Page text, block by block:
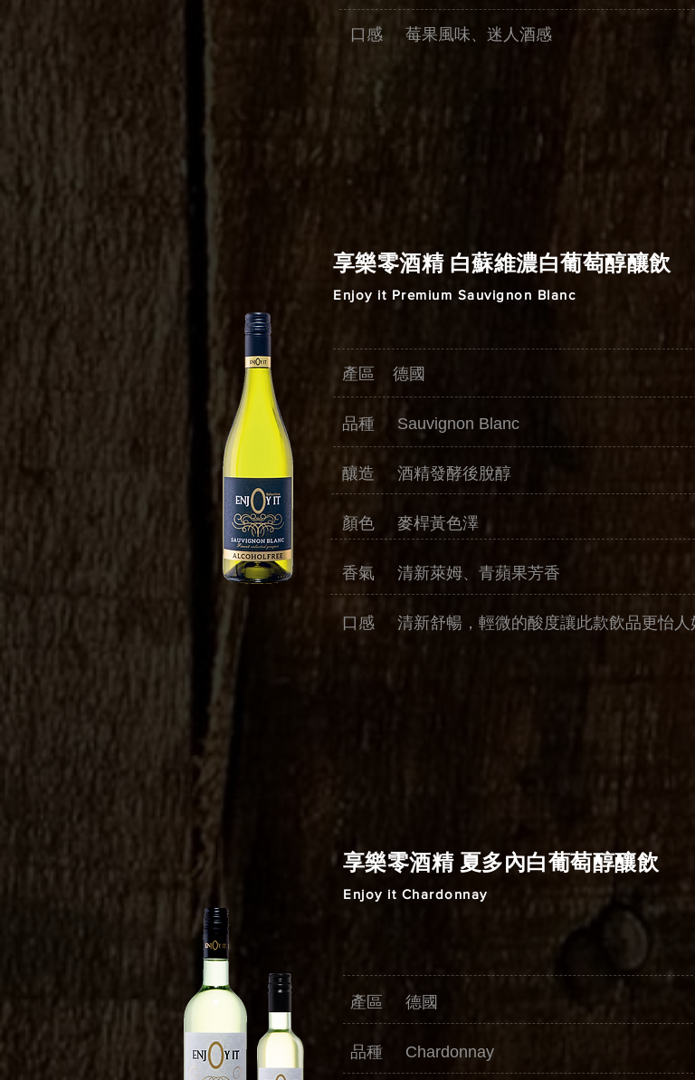
享樂零酒精 白蘇維濃白葡萄醇釀飲
Enjoy it Premium Sauvignon Blanc
產區 德國
品種 Sauvignon Blanc
釀造 酒精發酵後脫醇
顏色 麥桿黃色澤
香氣 清新萊姆、青蘋果芳香
口感 清新舒暢，輕微的酸度讓此款飲品更怡人
口感 莓果風味、迷人酒感
享樂零酒精 夏多內白葡萄醇釀飲
Enjoy it Chardonnay
產區 德國
品種 Chardonnay